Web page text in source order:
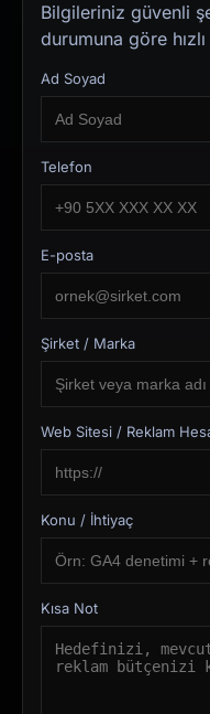
Bilgileriniz güvenli
durumuna göre hızlı
Ad Soyad
Telefon
E-posta
Şirket / Marka
Web Sitesi / Reklam
Konu / İhtiyaç
Kısa Not